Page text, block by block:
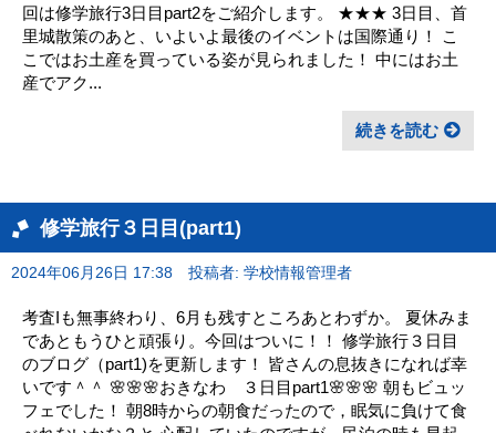
回は修学旅行3日目part2をご紹介します。 ★★★ 3日目、首
里城散策のあと、いよいよ最後のイベントは国際通り！ こ
こではお土産を買っている姿が見られました！ 中にはお土
産でアク...
続きを読む
修学旅行３日目(part1)
2024年06月26日 17:38 投稿者: 学校情報管理者
考査Iも無事終わり、6月も残すところあとわずか。 夏休みま
であともうひと頑張り。今回はついに！！ 修学旅行３日目
のブログ（part1)を更新します！ 皆さんの息抜きになれば幸
いです＾＾ 🌸🌸🌸おきなわ ３日目part1🌸🌸🌸 朝もビュッ
フェでした！ 朝8時からの朝食だったので，眠気に負けて食